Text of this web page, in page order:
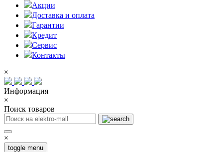
Акции
Доставка и оплата
Гарантии
Кредит
Сервис
Контакты
×
Информация
×
Поиск товаров
×
toggle menu